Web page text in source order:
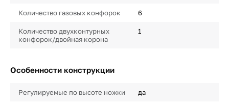
Количество газовых конфорок 6
Количество двухконтурных
конфорок/двойная корона
1
Особенности конструкции
Регулируемые по высоте ножки да